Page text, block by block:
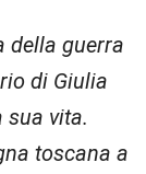
della guerra
di Giulia
sua vita.
toscana a